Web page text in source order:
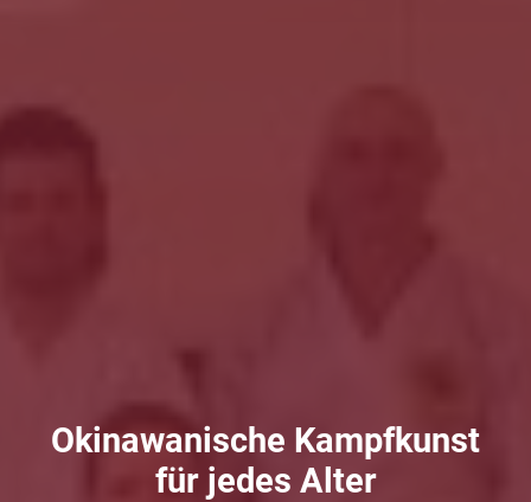
Okinawanische Kampfkunst
für jedes Alter